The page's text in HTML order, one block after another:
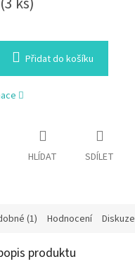
Přidat do košíku
HLÍDAT SDÍLET
(1) Hodnocení Diskuze
produktu